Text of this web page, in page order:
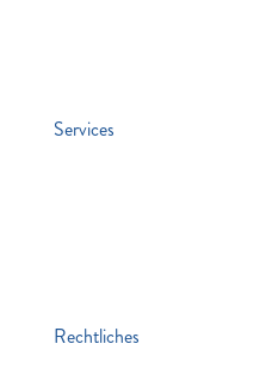
Services
Rechtliches